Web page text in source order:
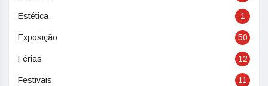
Estética 1
Exposição 50
Férias 12
Festivais 11